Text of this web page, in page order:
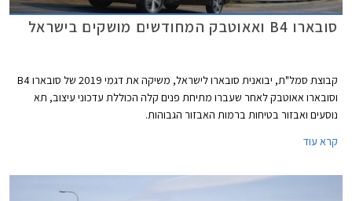
סובארו B4 ואאוטבק המחודשים מושקים בישראל
קבוצת סמל"ת, יבואנית סובארו לישראל, משיקה את דגמי 2019 של סובארו B4
וסובארו אאוטבק לאחר שעברו מתיחת פנים קלה הכוללת עדכוני עיצוב, תא
נוסעים ואבזור בטיחות ברמות האבזור הגבוהות.
קרא עוד